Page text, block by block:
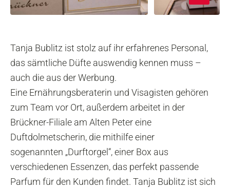
Tanja Bublitz ist stolz auf ihr erfahrenes Personal,
das sämtliche Düfte auswendig kennen muss –
auch die aus der Werbung.
Eine Ernährungsberaterin und Visagisten gehören
zum Team vor Ort, außerdem arbeitet in der
Brückner-Filiale am Alten Peter eine
Duftdolmetscherin, die mithilfe einer
sogenannten „Durftorgel“, einer Box aus
verschiedenen Essenzen, das perfekt passende
Parfum für den Kunden findet. Tanja Bublitz ist sich